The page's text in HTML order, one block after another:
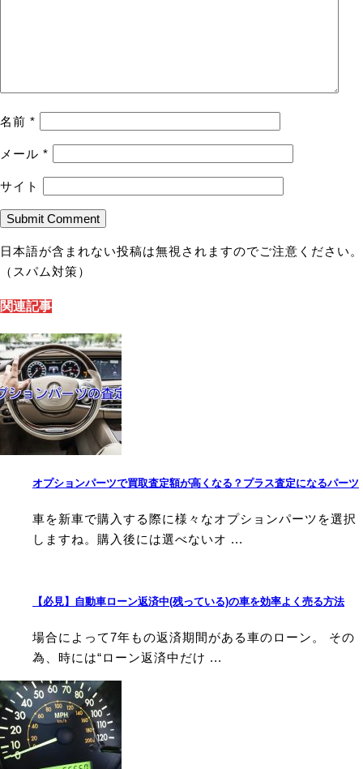
名前 *
メール *
サイト
日本語が含まれない投稿は無視されますのでご注意ください。
（スパム対策）
関連記事
オプションパーツで買取査定額が高くなる？プラス査定になるパーツ
車を新車で購入する際に様々なオプションパーツを選択
しますね。購入後には選べないオ ...
【必見】自動車ローン返済中(残っている)の車を効率よく売る方法
場合によって7年もの返済期間がある車のローン。 その
為、時には“ローン返済中だけ ...